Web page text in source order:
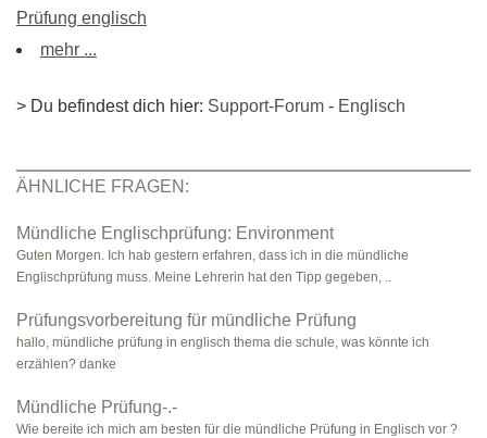
Prüfung englisch
mehr ...
> Du befindest dich hier: Support-Forum - Englisch
ÄHNLICHE FRAGEN:
Mündliche Englischprüfung: Environment
Guten Morgen. Ich hab gestern erfahren, dass ich in die mündliche
Englischprüfung muss. Meine Lehrerin hat den Tipp gegeben, ..
Prüfungsvorbereitung für mündliche Prüfung
hallo, mündliche prüfung in englisch thema die schule, was könnte ich
erzählen? danke
Mündliche Prüfung-.-
Wie bereite ich mich am besten für die mündliche Prüfung in Englisch vor ?